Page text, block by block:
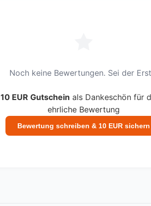
Noch keine Bewertungen. Sei der
10 EUR Gutschein als Dankeschön für
ehrliche Bewertung
Bewertung schreiben & 10 EUR sichern